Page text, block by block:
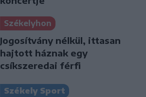
Székelyhon
Jogosítvány nélkül, ittasan
hajtott háznak egy
csíkszeredai férfi
Székely Sport